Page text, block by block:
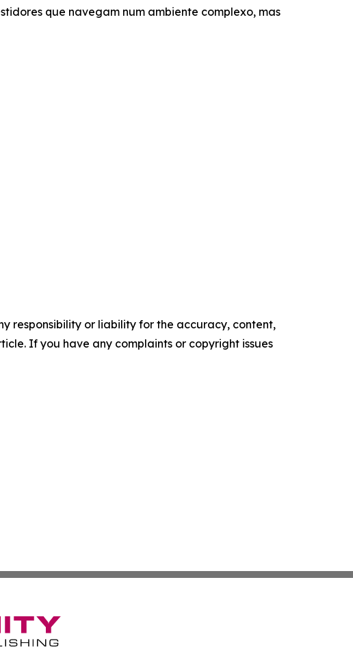
que navegam num ambiente complexo, mas
responsibility or liability for the accuracy, content,
If you have any complaints or copyright issues